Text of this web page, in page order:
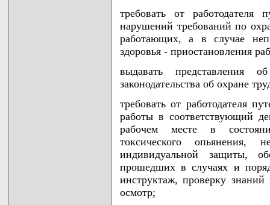
требовать от работодателя
нарушений требований по
работающих, а в случае
здоровья - приостановления
выдавать представления
законодательства об охране
требовать от работодателя
работы в соответствующий
рабочем месте в
токсического опьянения,
индивидуальной защиты,
прошедших в случаях и
инструктаж, проверку
осмотр;